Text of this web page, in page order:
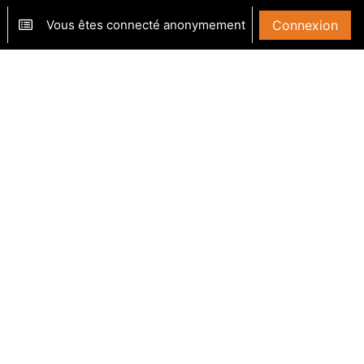
désactiver la saisie de recherche
Vous êtes connecté anonymement Connexion